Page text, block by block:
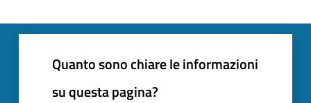
Quanto sono chiare le informazioni
su questa pagina?